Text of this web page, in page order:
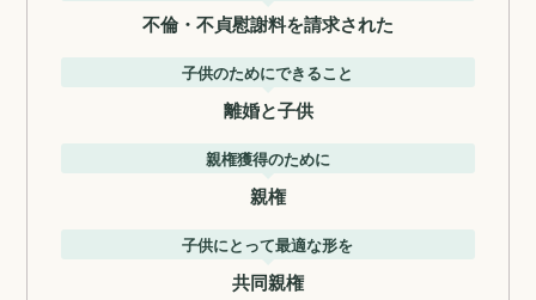
不倫・不貞慰謝料を請求された
子供のためにできること
離婚と子供
親権獲得のために
親権
子供にとって最適な形を
共同親権